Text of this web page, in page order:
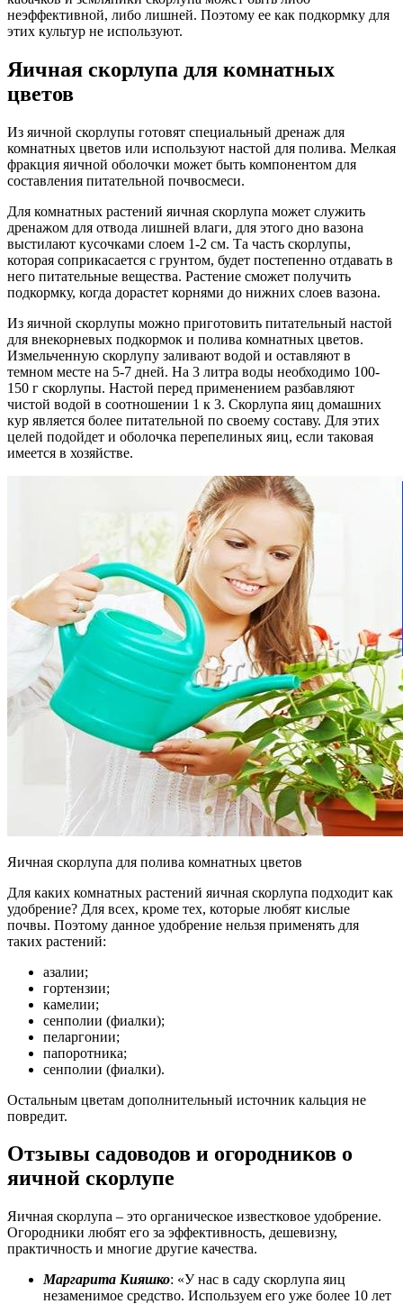
неэффективной, либо лишней. Поэтому ее как подкормку для
этих культур не используют.
Яичная скорлупа для комнатных
цветов
Из яичной скорлупы готовят специальный дренаж для
комнатных цветов или используют настой для полива. Мелкая
фракция яичной оболочки может быть компонентом для
составления питательной почвосмеси.
Для комнатных растений яичная скорлупа может служить
дренажом для отвода лишней влаги, для этого дно вазона
выстилают кусочками слоем 1-2 см. Та часть скорлупы,
которая соприкасается с грунтом, будет постепенно отдавать в
него питательные вещества. Растение сможет получить
подкормку, когда дорастет корнями до нижних слоев вазона.
Из яичной скорлупы можно приготовить питательный настой
для внекорневых подкормок и полива комнатных цветов.
Измельченную скорлупу заливают водой и оставляют в
темном месте на 5-7 дней. На 3 литра воды необходимо 100-
150 г скорлупы. Настой перед применением разбавляют
чистой водой в соотношении 1 к 3. Скорлупа яиц домашних
кур является более питательной по своему составу. Для этих
целей подойдет и оболочка перепелиных яиц, если таковая
имеется в хозяйстве.
Яичная скорлупа для полива комнатных цветов
Для каких комнатных растений яичная скорлупа подходит как
удобрение? Для всех, кроме тех, которые любят кислые
почвы. Поэтому данное удобрение нельзя применять для
таких растений:
азалии;
гортензии;
камелии;
сенполии (фиалки);
пеларгонии;
папоротника;
сенполии (фиалки).
Остальным цветам дополнительный источник кальция не
повредит.
Отзывы садоводов и огородников о
яичной скорлупе
Яичная скорлупа – это органическое известковое удобрение.
Огородники любят его за эффективность, дешевизну,
практичность и многие другие качества.
Маргарита Кияшко: «У нас в саду скорлупа яиц
незаменимое средство. Используем его уже более 10 лет